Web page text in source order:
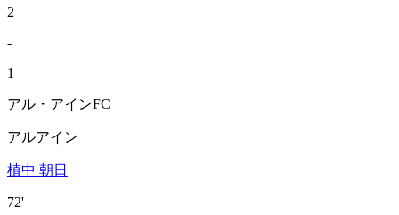
2
-
1
アル・アインFC
アルアイン
植中 朝日
72'